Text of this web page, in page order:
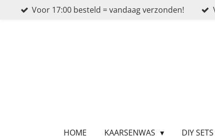
Voor 17:00 besteld = vandaag verzonden!
HOME KAARSENWAS DIY